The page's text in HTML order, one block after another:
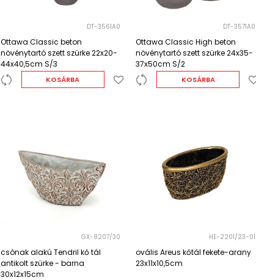
DT-3561A0
Ottawa Classic beton
növénytartó szett szürke 22x20-
44x40,5cm S/3
KOSÁRBA
DT-3571A0
Ottawa Classic High beton
növénytartó szett szürke 24x35-
37x50cm S/2
KOSÁRBA
GX-8207/30
csónak alakú Tendril kő tál
antikolt szürke - barna
30x12x15cm
HE-2201/23-01
ovális Areus kőtál fekete-arany
23x11x10,5cm